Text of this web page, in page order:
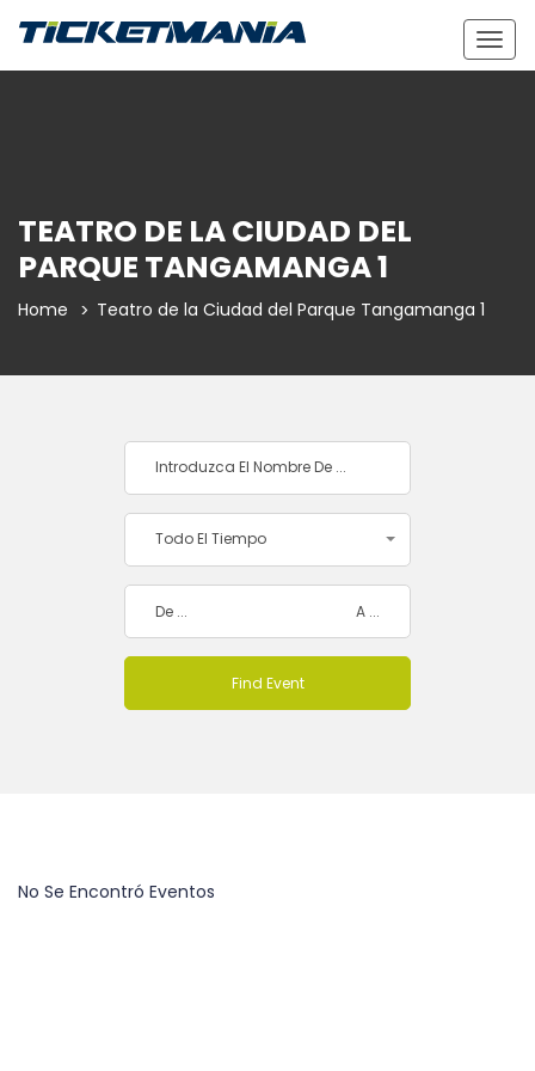
TEATRO DE LA CIUDAD DEL
PARQUE TANGAMANGA 1
Home Teatro de la Ciudad del Parque Tangamanga 1
Todo El Tiempo
No Se Encontró Eventos